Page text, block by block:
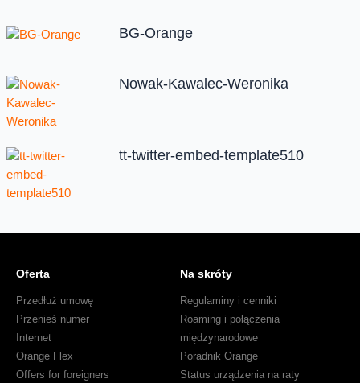
BG-Orange
Nowak-Kawalec-Weronika
tt-twitter-embed-template510
Oferta
Przedłuż umowę
Przenieś numer
Internet
Orange Flex
Offers for foreigners
Na skróty
Regulaminy i cenniki
Roaming i połączenia
międzynarodowe
Poradnik Orange
Status urządzenia na raty